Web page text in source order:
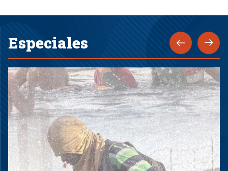
Especiales